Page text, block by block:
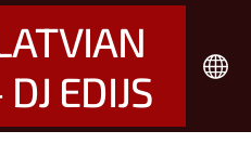
EDIJS